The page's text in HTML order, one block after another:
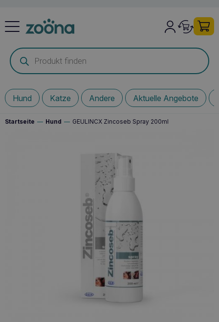
Products
search
Hund Katze Andere Aktuelle Angebote
Startseite — Hund — GEULINCX Zincoseb Spray 200ml